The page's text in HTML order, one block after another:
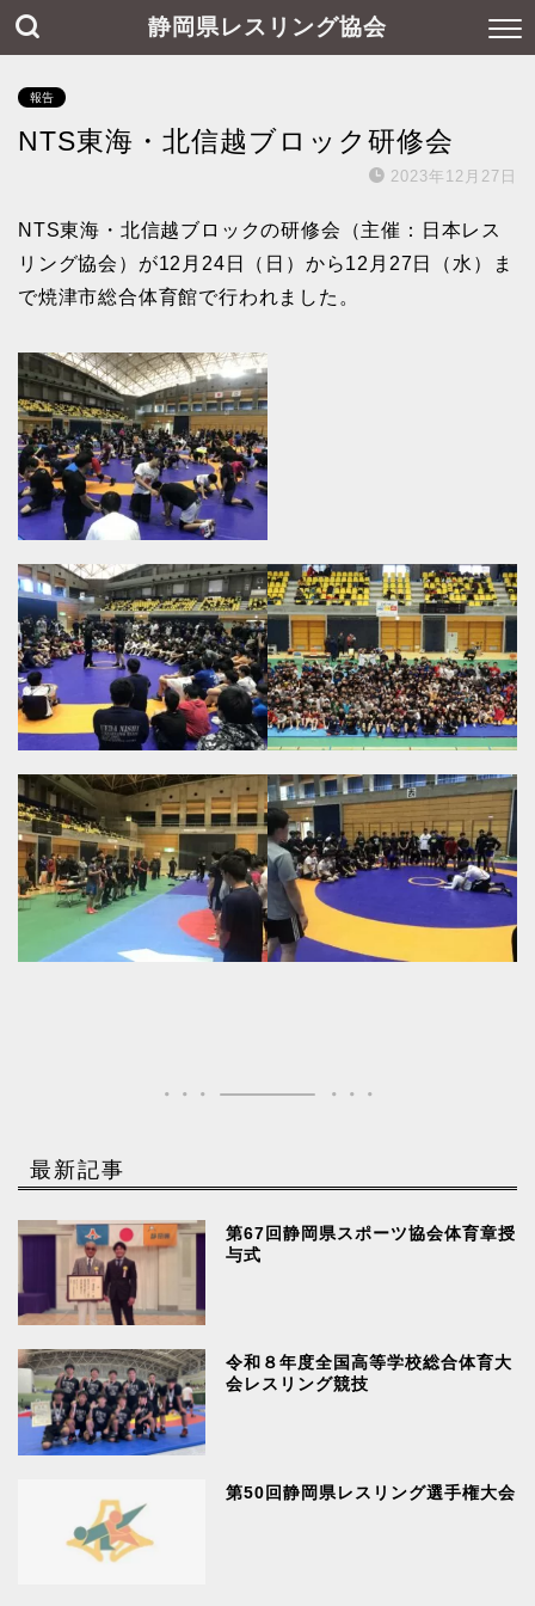
静岡県レスリング協会
報告
NTS東海・北信越ブロック研修会
2023年12月27日
NTS東海・北信越ブロックの研修会（主催：日本レス
リング協会）が12月24日（日）から12月27日（水）ま
で焼津市総合体育館で行われました。
最新記事
第67回静岡県スポーツ協会体育章授
与式
令和８年度全国高等学校総合体育大
会レスリング競技
第50回静岡県レスリング選手権大会